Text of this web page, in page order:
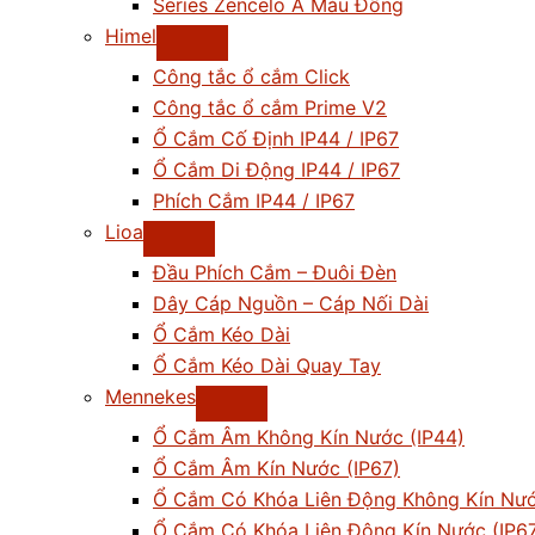
Series Zencelo A Màu Đồng
Himel
Công tắc ổ cắm Click
Công tắc ổ cắm Prime V2
Ổ Cắm Cố Định IP44 / IP67
Ổ Cắm Di Động IP44 / IP67
Phích Cắm IP44 / IP67
Lioa
Đầu Phích Cắm – Đuôi Đèn
Dây Cáp Nguồn – Cáp Nối Dài
Ổ Cắm Kéo Dài
Ổ Cắm Kéo Dài Quay Tay
Mennekes
Ổ Cắm Âm Không Kín Nước (IP44)
Ổ Cắm Âm Kín Nước (IP67)
Ổ Cắm Có Khóa Liên Động Không Kín